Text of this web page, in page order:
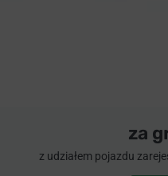
za
z udziałem pojazdu